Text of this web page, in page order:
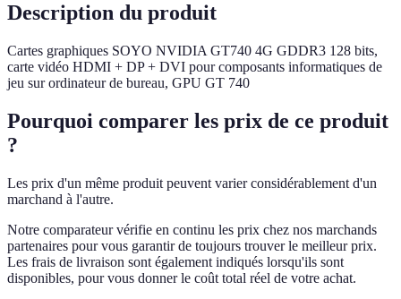
Description du produit
Cartes graphiques SOYO NVIDIA GT740 4G GDDR3 128 bits,
carte vidéo HDMI + DP + DVI pour composants informatiques de
jeu sur ordinateur de bureau, GPU GT 740
Pourquoi comparer les prix de ce produit
?
Les prix d'un même produit peuvent varier considérablement d'un
marchand à l'autre.
Notre comparateur vérifie en continu les prix chez nos marchands
partenaires pour vous garantir de toujours trouver le meilleur prix.
Les frais de livraison sont également indiqués lorsqu'ils sont
disponibles, pour vous donner le coût total réel de votre achat.